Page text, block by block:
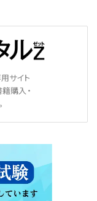
サイト
購入・